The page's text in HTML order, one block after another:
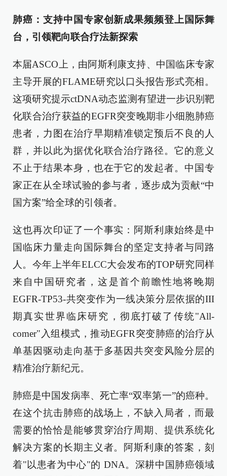
肺癌：支持中国专家创新成果频频登上国际舞
台，引领靶向联合疗法新探索
本届ASCO上，由阿斯利康支持、中国临床专家
主导开展的FLAME研究以口头报告形式亮相。
这项研究提示ctDNA动态监测有望进一步识别靶
化联合治疗获益的EGFR突变晚期非小细胞肺癌
患者，力图在治疗早期精准锁定预后不良的人
群，并以此为据优化联合治疗路径。它的意义
不止于结果本身，也在于它的发起者。中国专
家正在从全球试验的参与者，逐步成为贡献“中
国方案”给全球的引领者。
这也再次印证了一个事实：阿斯利康始终是中
国临床力量走向国际舞台的坚定支持者与同路
人。今年上半年ELCC大会发布的TOP研究同样
来自中国研究者，这是首个前瞻性地将晚期
EGFR-TP53-共突变作为一线决策分层依据的III
期真实世界临床研究，彻底打破了传统"All-
comer"入组模式，推动EGFR突变肺癌的治疗从
单基因驱动走向基于多基因共突变风险分层的
精准治疗新纪元。
肺癌是中国发病率、死亡率“双率第一”的癌种。
在这个抗击肺癌的战场上，不缺入局者，而最
需要的恰恰是能够贯穿治疗周期、提供系统化
解决方案的长期主义者。阿斯利康的答案，刻
着"以患者为中心"的 DNA。深耕中国肺癌领域